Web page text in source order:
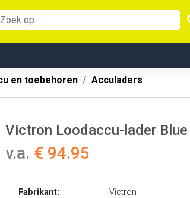
en toebehoren Acculaders
Victron Loodaccu-lader
v.a. € 94.95
Fabrikant:
Victron